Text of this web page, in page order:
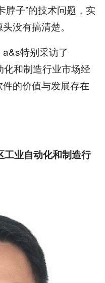
脖子”的技术问题，实
没有搞清楚。
特别采访了
和制造行业市场经
的价值与发展存在
工业自动化和制造行